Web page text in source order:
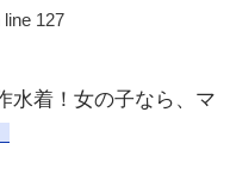
line 127
水着！女の子なら、マ